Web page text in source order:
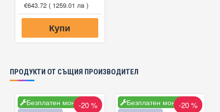
€643.72 ( 1259.01 лв )
Купи
ПРОДУКТИ ОТ СЪЩИЯ ПРОИЗВОДИТЕЛ
Безплатен монтаж-20 % Безплатен монтаж-20 %